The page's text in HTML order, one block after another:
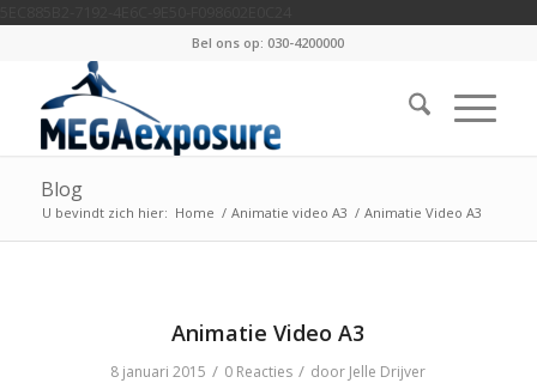
Bel ons op: 030-4200000
Blog
U bevindt zich hier: Home / Animatie video A3 / Animatie Video A3
Animatie Video A3
8 januari 2015 / 0 Reacties / door Jelle Drijver